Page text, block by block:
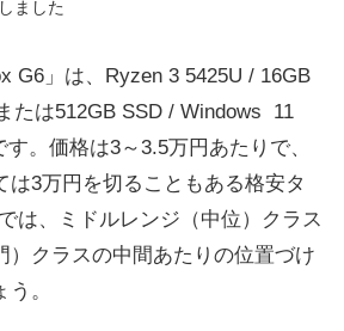
ました
G6」は、Ryzen 3 5425U / 16GB
たは512GB SSD / Windows 11
。価格は3～3.5万円あたりで、
は3万円を切ることもある格安タ
は、ミドルレンジ（中位）クラス
）クラスの中間あたりの位置づけ
。